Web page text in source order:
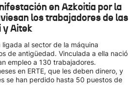
en Azkoitia por la
los trabajadores de las
y Aitek
al sector de la máquina
de antigüedad. Vinculada a ella nació
empleo a 130 trabajadores.
en ERTE, que les deben dinero, y
se han perdido hasta 50 puestos de